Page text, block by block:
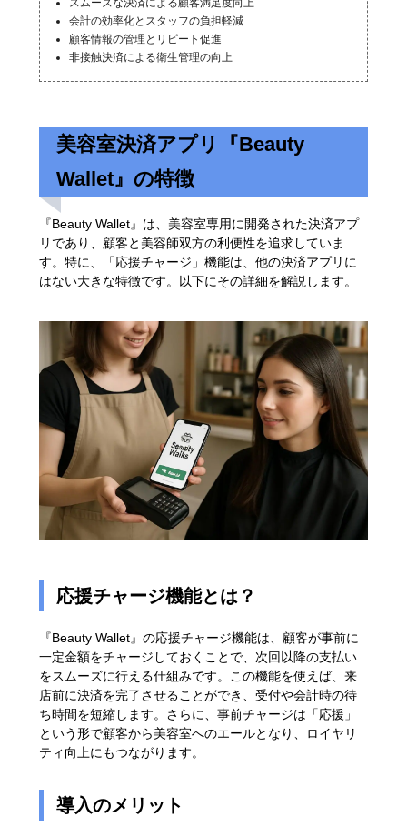
スムーズな決済による顧客満足度向上
会計の効率化とスタッフの負担軽減
顧客情報の管理とリピート促進
非接触決済による衛生管理の向上
美容室決済アプリ『Beauty
Wallet』の特徴
『Beauty Wallet』は、美容室専用に開発された決済アプ
リであり、顧客と美容師双方の利便性を追求していま
す。特に、「応援チャージ」機能は、他の決済アプリに
はない大きな特徴です。以下にその詳細を解説します。
応援チャージ機能とは？
『Beauty Wallet』の応援チャージ機能は、顧客が事前に
一定金額をチャージしておくことで、次回以降の支払い
をスムーズに行える仕組みです。この機能を使えば、来
店前に決済を完了させることができ、受付や会計時の待
ち時間を短縮します。さらに、事前チャージは「応援」
という形で顧客から美容室へのエールとなり、ロイヤリ
ティ向上にもつながります。
導入のメリット